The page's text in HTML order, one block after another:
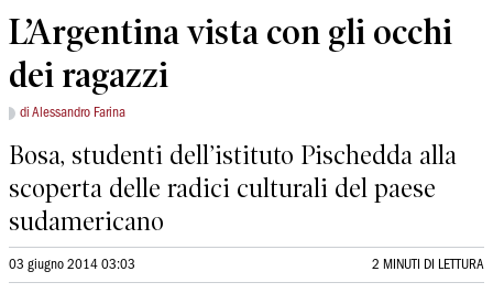
L’Argentina vista con gli occhi
dei ragazzi
di Alessandro Farina
Bosa, studenti dell’istituto Pischedda alla
scoperta delle radici culturali del paese
sudamericano
03 giugno 2014 03:03 2 MINUTI DI LETTURA